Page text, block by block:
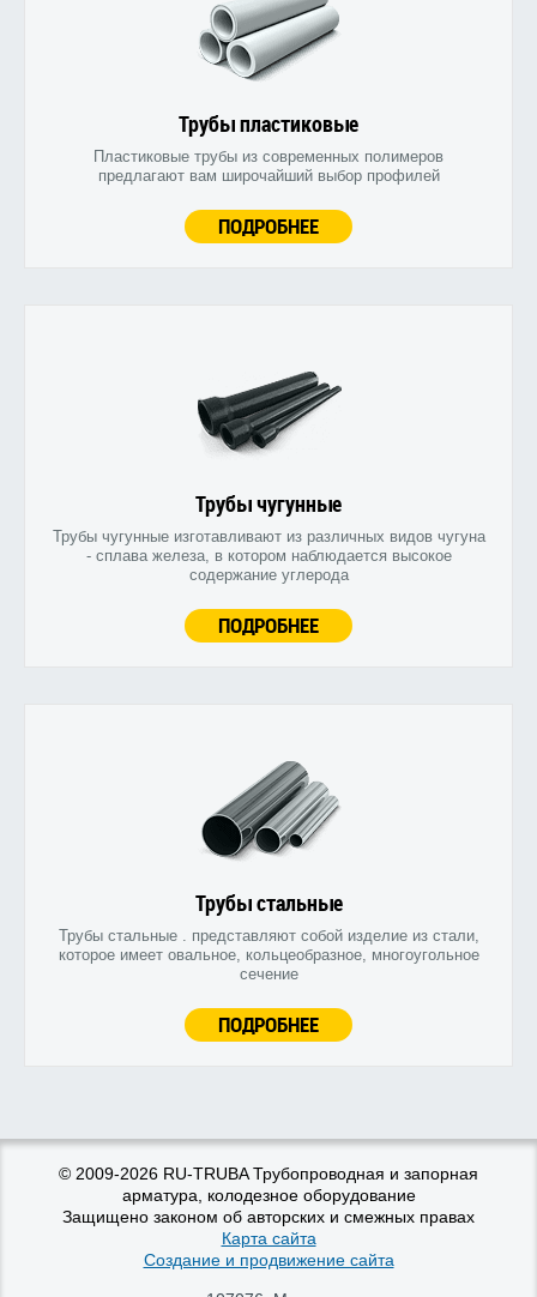
Трубы пластиковые
Пластиковые трубы из современных полимеров
предлагают вам широчайший выбор профилей
ПОДРОБНЕЕ
Трубы чугунные
Трубы чугунные изготавливают из различных видов чугуна
- сплава железа, в котором наблюдается высокое
содержание углерода
ПОДРОБНЕЕ
Трубы стальные
Трубы стальные . представляют собой изделие из стали,
которое имеет овальное, кольцеобразное, многоугольное
сечение
ПОДРОБНЕЕ
© 2009-2026 RU-TRUBA Трубопроводная и запорная
арматура, колодезное оборудование
Защищено законом об авторских и смежных правах
Карта сайта
Создание и продвижение сайта